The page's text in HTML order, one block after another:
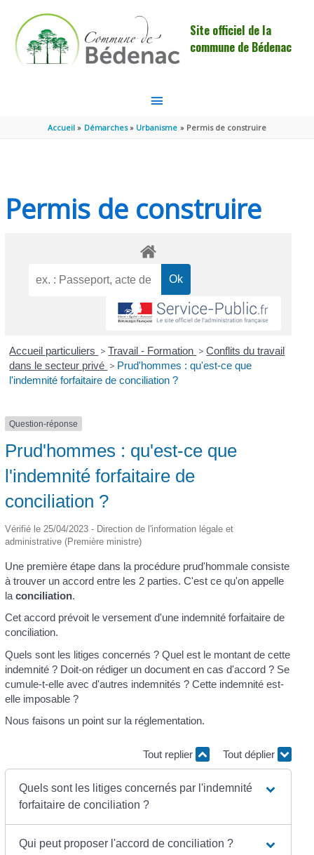
Site officiel de la
commune de Bédenac
MENU
PRINCIPAL
Accueil Démarches Urbanisme Permis de construire
Permis de construire
Accueil particuliers > Travail - Formation > Conflits du travail
dans le secteur privé > Prud'hommes : qu'est-ce que
l'indemnité forfaitaire de conciliation ?
Question-réponse
Prud'hommes : qu'est-ce que
l'indemnité forfaitaire de
conciliation ?
Vérifié le 25/04/2023 - Direction de l'information légale et
administrative (Première ministre)
Une première étape dans la procédure prud'hommale consiste
à trouver un accord entre les 2 parties. C'est ce qu'on appelle
la conciliation.
Cet accord prévoit le versement d'une indemnité forfaitaire de
conciliation.
Quels sont les litiges concernés ? Quel est le montant de cette
indemnité ? Doit-on rédiger un document en cas d'accord ? Se
cumule-t-elle avec d'autres indemnités ? Cette indemnité est-
elle imposable ?
Nous faisons un point sur la réglementation.
Tout replier Tout déplier
Quels sont les litiges concernés par l'indemnité
forfaitaire de conciliation ?
Qui peut proposer l'accord de conciliation ?